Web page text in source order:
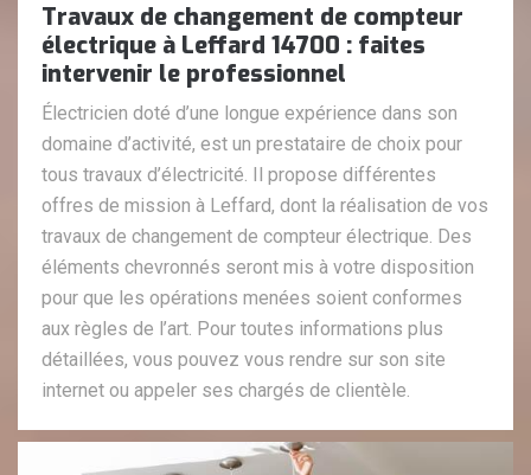
Travaux de changement de compteur
électrique à Leffard 14700 : faites
intervenir le professionnel
Électricien doté d’une longue expérience dans son
domaine d’activité, est un prestataire de choix pour
tous travaux d’électricité. Il propose différentes
offres de mission à Leffard, dont la réalisation de vos
travaux de changement de compteur électrique. Des
éléments chevronnés seront mis à votre disposition
pour que les opérations menées soient conformes
aux règles de l’art. Pour toutes informations plus
détaillées, vous pouvez vous rendre sur son site
internet ou appeler ses chargés de clientèle.